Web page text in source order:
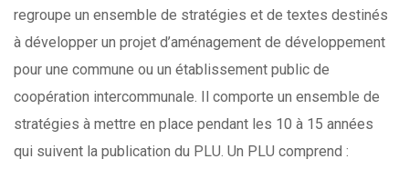
regroupe un ensemble de stratégies et de textes destinés
à développer un projet d’aménagement de développement
pour une commune ou un établissement public de
coopération intercommunale. Il comporte un ensemble de
stratégies à mettre en place pendant les 10 à 15 années
qui suivent la publication du PLU. Un PLU comprend :